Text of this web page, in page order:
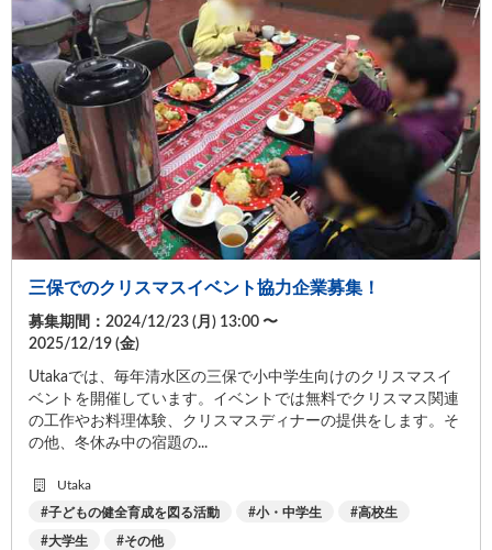
三保でのクリスマスイベント協力企業募集！
募集期間：2024/12/23 ( 月 ) 13:00 〜
2025/12/19 (金)
Utakaでは、毎年清水区の三保で小中学生向けのクリスマスイ
ベントを開催しています。イベントでは無料でクリスマス関連
の工作やお料理体験、クリスマスディナーの提供をします。そ
の他、冬休み中の宿題の...
Utaka
子どもの健全育成を図る活動 小・中学生 高校生
大学生 その他